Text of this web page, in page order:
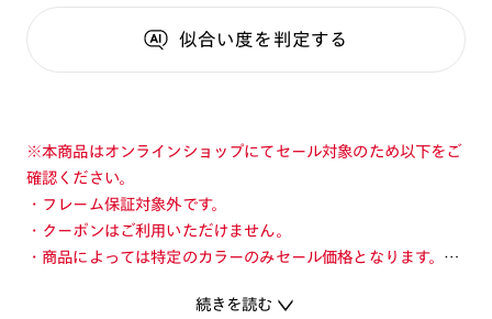
似合い度を判定する
※本商品はオンラインショップにてセール対象のため以下をご
確認ください。
・フレーム保証対象外です。
・クーポンはご利用いただけません。
・商品によっては特定のカラーのみセール価格となります。カ
・店舗とオンラインショップで価格が異なる場合があります。
続きを読む